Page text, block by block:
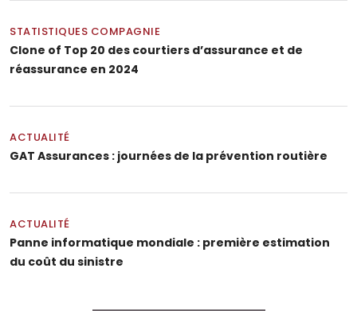
STATISTIQUES COMPAGNIE
Clone of Top 20 des courtiers d’assurance et de
réassurance en 2024
ACTUALITÉ
GAT Assurances : journées de la prévention routière
ACTUALITÉ
Panne informatique mondiale : première estimation
du coût du sinistre